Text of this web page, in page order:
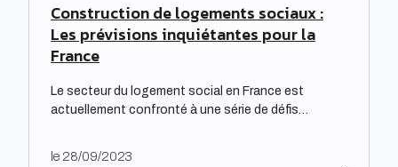
Construction de logements sociaux :
Les prévisions inquiétantes pour la
France
Le secteur du logement social en France est
actuellement confronté à une série de défis
le 28/09/2023